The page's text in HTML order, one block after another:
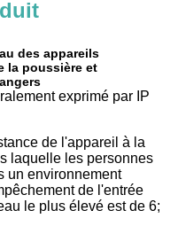
des appareils
la poussière et
exprimé par IP
de l'appareil à la
laquelle les personnes
un environnement
de l'entrée
le plus élevé est de 6;